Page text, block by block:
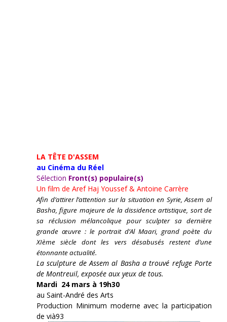
LA TÊTE D'ASSEM
au Cinéma du Réel
Sélection Front(s) populaire(s)
Un film de Aref Haj Youssef & Antoine Carrère
Afin d’attirer l’attention sur la situation en Syrie, Assem al
Basha, figure majeure de la dissidence artistique, sort de
sa réclusion mélancolique pour sculpter sa dernière
grande œuvre : le portrait d’Al Maari, grand poète du
XIème siècle dont les vers désabusés restent d’une
étonnante actualité.
La sculpture de Assem al Basha a trouvé refuge Porte
de Montreuil, exposée aux yeux de tous.
Mardi 24 mars à 19h30
au Saint-André des Arts
Production Minimum moderne avec la participation
de vià93